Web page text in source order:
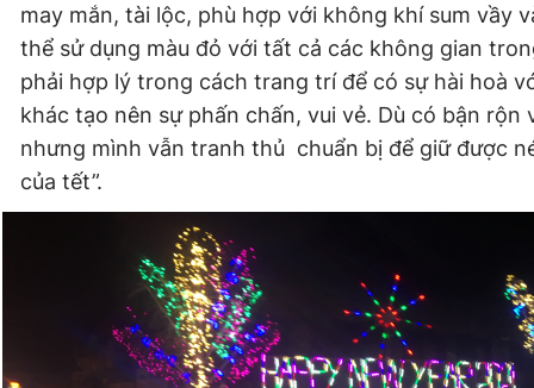
may mắn, tài lộc, phù hợp với không khí sum vầy
thể sử dụng màu đỏ với tất cả các không gian
phải hợp lý trong cách trang trí để có sự hài hoà
khác tạo nên sự phấn chấn, vui vẻ. Dù có bận rộn
nhưng mình vẫn tranh thủ chuẩn bị để giữ được
của tết”.